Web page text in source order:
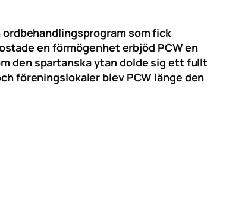
som fick
en förmögenhet erbjöd PCW en
den spartanska ytan dolde sig ett fullt
föreningslokaler blev PCW länge den